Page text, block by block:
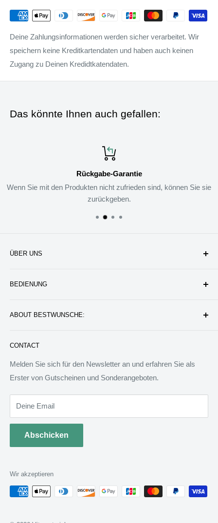
Deine Zahlungsinformationen werden sicher verarbeitet. Wir
speichern keine Kreditkartendaten und haben auch keinen
Zugang zu Deinen Kredidtkatendaten.
Das könnte Ihnen auch gefallen:
Rückgabe-Garantie
Wenn Sie mit den Produkten nicht zufrieden sind, können Sie sie
zurückgeben.
ÜBER UNS
Datenschutzerklärung
Service & Verpflichtung
BEDIENUNG
Versand & Bearbeitung
CONTACT
Melden Sie sich für den Newsletter an und erfahren Sie als
Erster von Gutscheinen und Sonderangeboten.
Deine Email
Abschicken
ABOUT BESTWUNSCHE:
finden, die das Leben besser machen können. Wir werden
allen Menschen auf der Welt besondere Dinge anbieten.
Wir sind bereit, jedem zu helfen, ein ideales Tagebuch zu
Wir akzeptieren